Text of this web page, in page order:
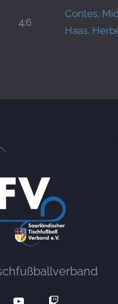
4:6
Contes,
Haas,